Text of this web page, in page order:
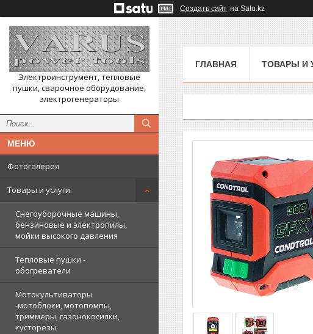
Создать сайт на Satu.kz
Электроинструмент, тепловые
пушки, сварочное оборудование,
электрогенераторы
Фотогалерея
Товары и услуги
Снегоуборочные машины,
бензиновые и электропилы,
мойки высокого давления
Тепловые пушки -
обогреватели
Мотокультиваторы
-мотоблоки, мотопомпы,
триммеры, газонокосилки,
кусторезы
ГЛАВНАЯ ТОВАРЫ И